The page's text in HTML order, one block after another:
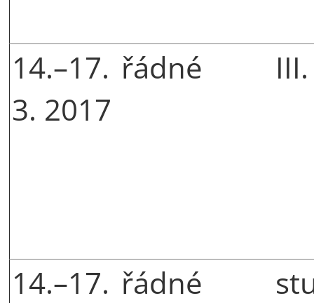
14.–17.
3. 2017
řádné
14.–17. řádné